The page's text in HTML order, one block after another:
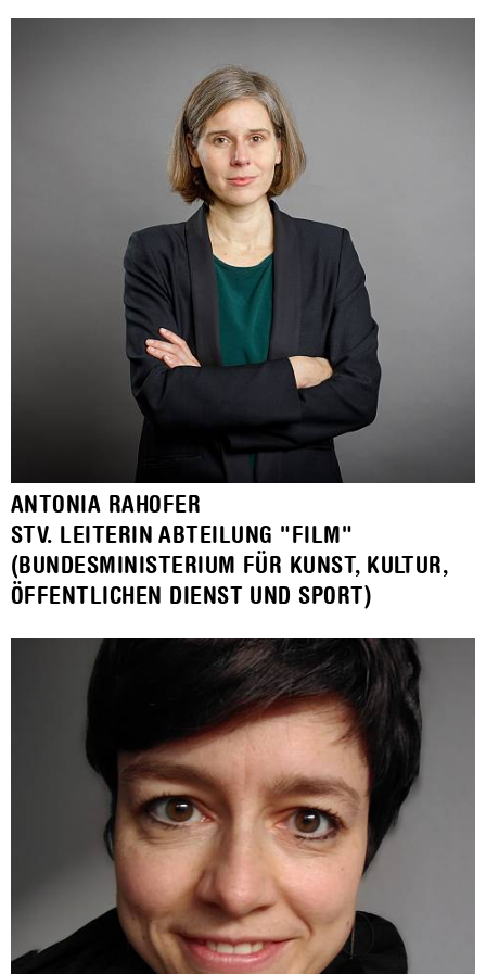
ANTONIA RAHOFER
STV. LEITERIN ABTEILUNG "FILM"
(BUNDESMINISTERIUM FÜR KUNST, KULTUR,
ÖFFENTLICHEN DIENST UND SPORT)